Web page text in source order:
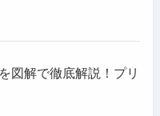
図解で徹底解説！プリ